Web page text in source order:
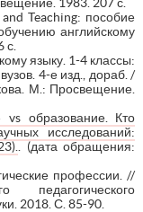
Teaching: пособие
английскому
с.
языку. 1-4 классы:
4-е изд., дораб. /
М.: Просвещение.
образование. Кто
исследований:
. (дата обращения:
профессии. //
педагогического
2018. С. 85-90.